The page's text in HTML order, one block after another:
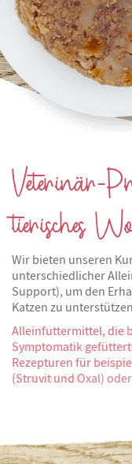
Veterinär-
tierisches
Wir bieten unseren
unterschiedlicher
Support), um den
Katzen zu
Alleinfuttermittel, das
unterstützen und
Rezepturen für
Haut und Fell.